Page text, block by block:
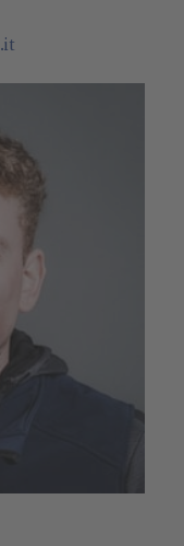
.it